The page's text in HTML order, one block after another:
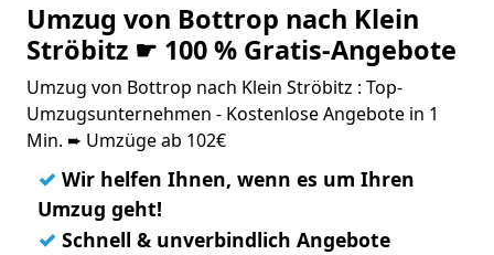
Umzug von Bottrop nach Klein
Ströbitz ☛ 100 % Gratis-Angebote
Umzug von Bottrop nach Klein Ströbitz : Top-
Umzugsunternehmen - Kostenlose Angebote in 1
Min. ➨ Umzüge ab 102€
✓ Wir helfen Ihnen, wenn es um Ihren
Umzug geht!
✓ Schnell & unverbindlich Angebote